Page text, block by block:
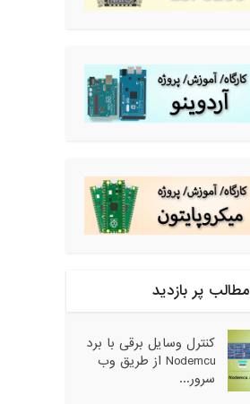
مطالب پر بازدید
کنترل وسایل برقی با برد
Nodemcu از طریق وب
سرور...